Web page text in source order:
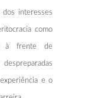
interesses
como
à frente de
e o